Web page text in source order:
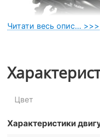
Ексклюзивний
Унікальною рисою
Читати весь опис… >>>
Цвет
Характеристики